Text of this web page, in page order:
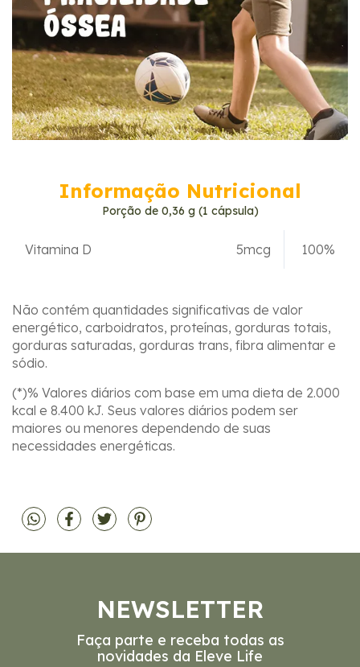
Informação Nutricional
Porção de 0,36 g (1 cápsula)
Vitamina D 5mcg 100%
Não contém quantidades significativas de valor
energético, carboidratos, proteínas, gorduras totais,
gorduras saturadas, gorduras trans, fibra alimentar e
sódio.
(*)% Valores diários com base em uma dieta de 2.000
kcal e 8.400 kJ. Seus valores diários podem ser
maiores ou menores dependendo de suas
necessidades energéticas.
NEWSLETTER
Faça parte e receba todas as
novidades da Eleve Life